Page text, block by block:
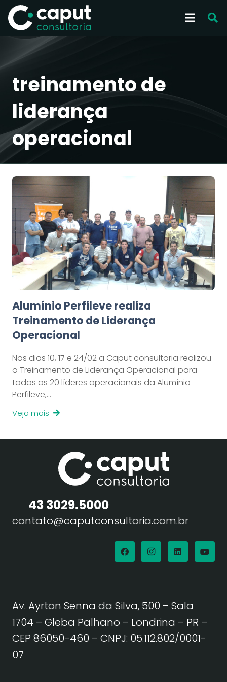
treinamento de
liderança
operacional
Alumínio Perfileve realiza
Treinamento de Liderança
Operacional
Nos dias 10, 17 e 24/02 a Caput consultoria realizou
o Treinamento de Liderança Operacional para
todos os 20 líderes operacionais da Alumínio
Perfileve,…
Veja mais
43 3029.5000
contato@caputconsultoria.com.br
Av. Ayrton Senna da Silva, 500 – Sala
1704 – Gleba Palhano – Londrina – PR –
CEP 86050-460 – CNPJ: 05.112.802/0001-
07